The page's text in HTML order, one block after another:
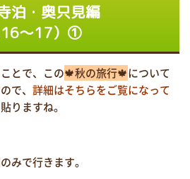
泊・奥只見編
～17）①
とで、この🍁秋の旅行🍁について
で、 詳細はそちらをご覧になって
りますね。
みで行きます。